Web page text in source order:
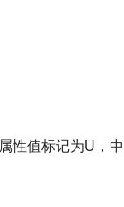
性值标记为U，